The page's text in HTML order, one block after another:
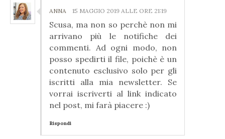
ANNA 15 MAGGIO 2019 ALLE ORE 21:19
Scusa, ma non so perchè non mi
arrivano più le notifiche dei
commenti. Ad ogni modo, non
posso spedirti il file, poichè è un
contenuto esclusivo solo per gli
iscritti alla mia newsletter. Se
vorrai iscriverti al link indicato
nel post, mi farà piacere :)
Rispondi